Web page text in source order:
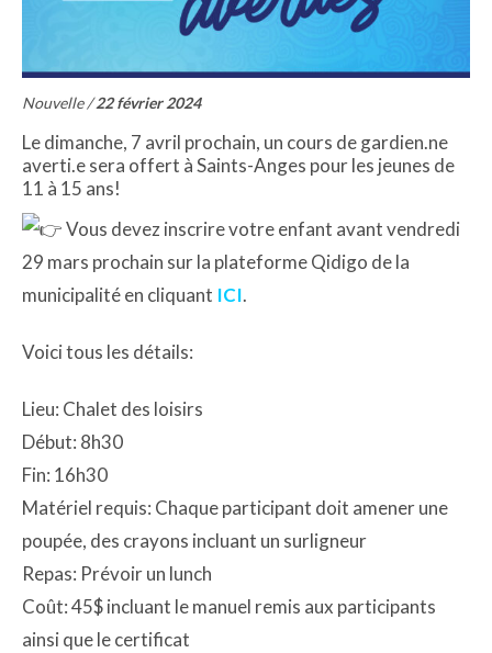
Nouvelle /22 février 2024
Le dimanche, 7 avril prochain, un cours de gardien.ne
averti.e sera offert à Saints-Anges pour les jeunes de
11 à 15 ans!
Vous devez inscrire votre enfant avant vendredi
29 mars prochain sur la plateforme Qidigo de la
municipalité en cliquant ICI.
Voici tous les détails:
Lieu: Chalet des loisirs
Début: 8h30
Fin: 16h30
Matériel requis: Chaque participant doit amener une
poupée, des crayons incluant un surligneur
Repas: Prévoir un lunch
Coût: 45$ incluant le manuel remis aux participants
ainsi que le certificat